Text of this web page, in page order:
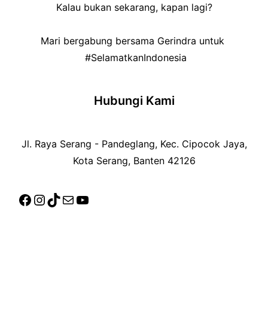
Kalau bukan sekarang, kapan lagi?
Mari bergabung bersama Gerindra untuk
#SelamatkanIndonesia
Hubungi Kami
Jl. Raya Serang - Pandeglang, Kec. Cipocok Jaya,
Kota Serang, Banten 42126